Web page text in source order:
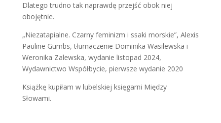
Dlatego trudno tak naprawdę przejść obok niej
obojętnie.
„Niezatapialne. Czarny feminizm i ssaki morskie”, Alexis
Pauline Gumbs, tłumaczenie Dominika Wasilewska i
Weronika Zalewska, wydanie listopad 2024,
Wydawnictwo Współbycie, pierwsze wydanie 2020
Książkę kupiłam w lubelskiej księgarni Między
Słowami.